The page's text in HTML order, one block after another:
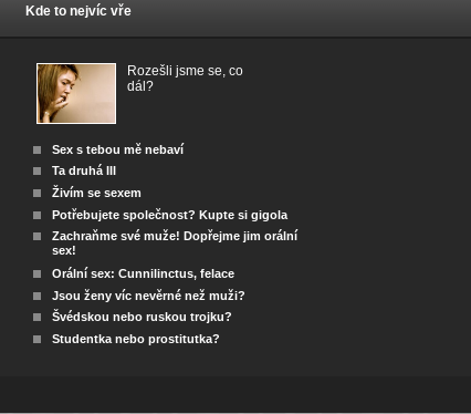
Kde to nejvíc vře
Rozešli jsme se, co
dál?
Sex s tebou mě nebaví
Ta druhá III
Živím se sexem
Potřebujete společnost? Kupte si gigola
Zachraňme své muže! Dopřejme jim orální
sex!
Orální sex: Cunnilinctus, felace
Jsou ženy víc nevěrné než muži?
Švédskou nebo ruskou trojku?
Studentka nebo prostitutka?